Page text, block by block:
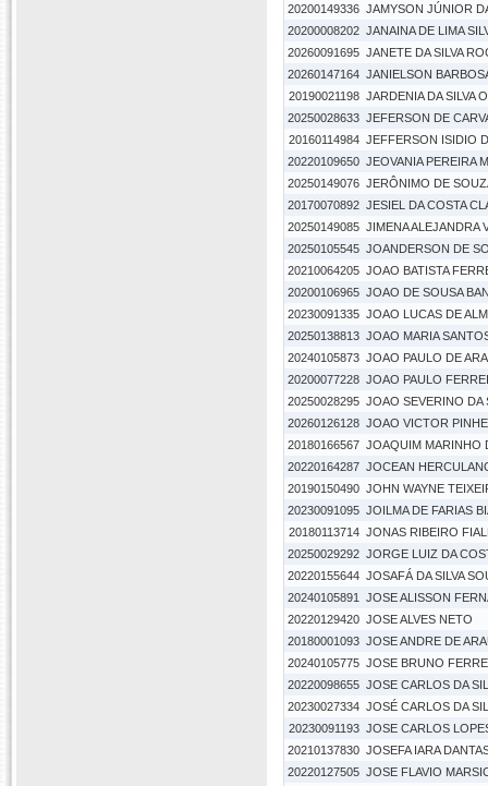
20200149336 JAMYSON JÚNIOR
20200008202 JANAINA DE LIMA
20260091695 JANETE DA SILVA
20260147164 JANIELSON
20190021198 JARDENIA DA SILVA
20250028633 JEFERSON DE
20160114984 JEFFERSON ISIDIO
20220109650 JEOVANIA PEREIRA
20250149076 JERÔNIMO DE
20170070892 JESIEL DA COSTA
20250149085 JIMENA ALEJANDRA
20250105545 JOANDERSON DE
20210064205 JOAO BATISTA
20200106965 JOAO DE SOUSA
20230091335 JOAO LUCAS DE
20250138813 JOAO MARIA
20240105873 JOAO PAULO DE
20200077228 JOAO PAULO
20250028295 JOAO SEVERINO DA
20260126128 JOAO VICTOR
20180166567 JOAQUIM MARINHO
20220164287 JOCEAN
20190150490 JOHN WAYNE
20230091095 JOILMA DE FARIAS
20180113714 JONAS RIBEIRO
20250029292 JORGE LUIZ DA
20220155644 JOSAFÁ DA SILVA
20240105891
JOSE ALISSON
20220129420 JOSE ALVES NETO
20180001093 JOSE ANDRE DE
20240105775 JOSE BRUNO
20220098655 JOSE CARLOS DA
20230027334 JOSÉ CARLOS DA
20230091193 JOSE CARLOS
20210137830 JOSEFA IARA
20220127505 JOSE FLAVIO